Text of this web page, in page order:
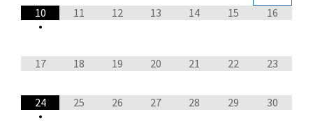
10
•
11 12 13 14 15 16
17 18 19 20 21 22 23
24
•
25 26 27 28 29 30